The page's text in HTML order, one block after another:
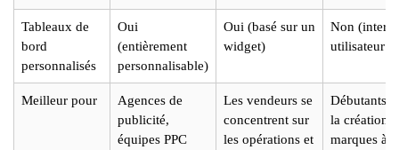
Tableaux de
bord
personnalisés
Oui
(entièrement
personnalisable)
Oui (basé sur un
widget)
Non
utilisateur
Meilleur pour
Agences de
publicité,
équipes PPC
Les vendeurs se
concentrent sur
les opérations et
Débutants
la création
marques à